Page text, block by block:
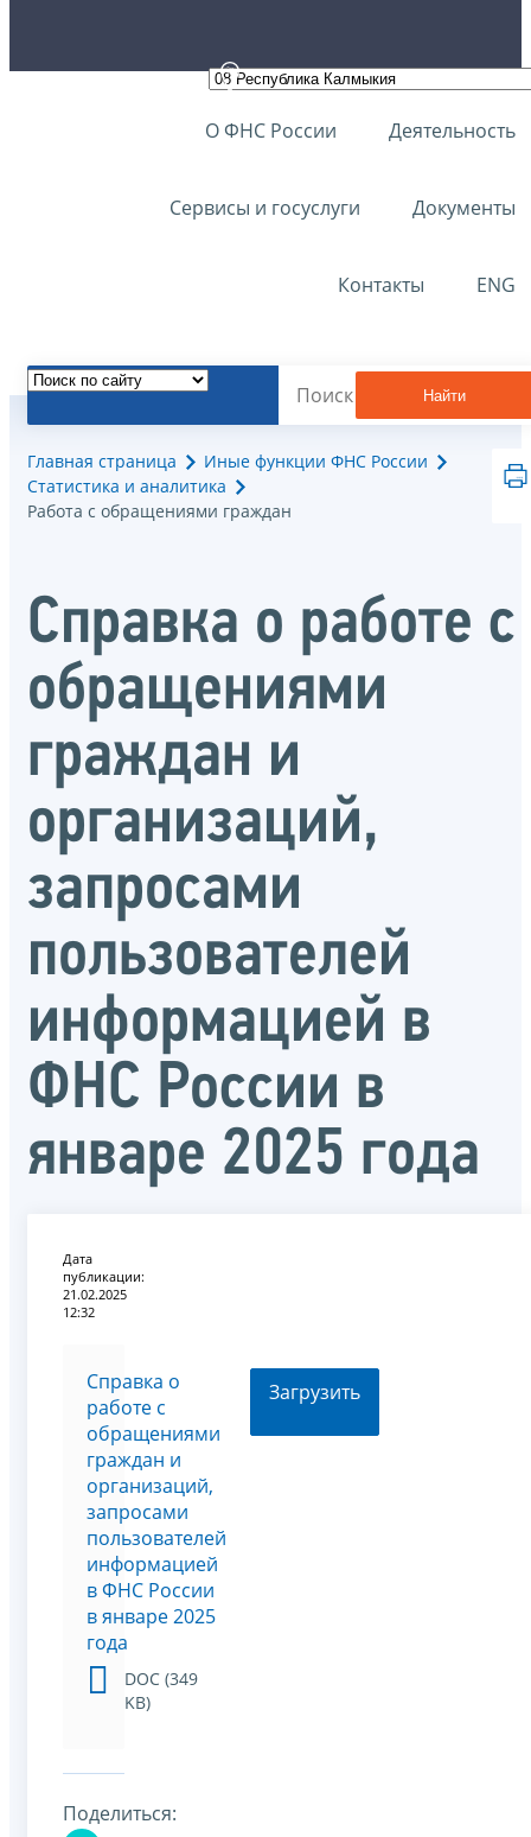
О ФНС России Деятельность
Сервисы и госуслуги Документы
Контакты ENG
Найти
Главная страница
Иные функции ФНС России
Статистика и аналитика
Работа с обращениями граждан
Справка о работе с
обращениями
граждан и
организаций,
запросами
пользователей
информацией в
ФНС России в
январе 2025 года
Дата
публикации:
21.02.2025
12:32
Справка о
работе с
обращениями
граждан и
организаций,
запросами
пользователей
информацией
в ФНС России
в январе 2025
года
DOC (349
KB)
Загрузить
Поделиться: